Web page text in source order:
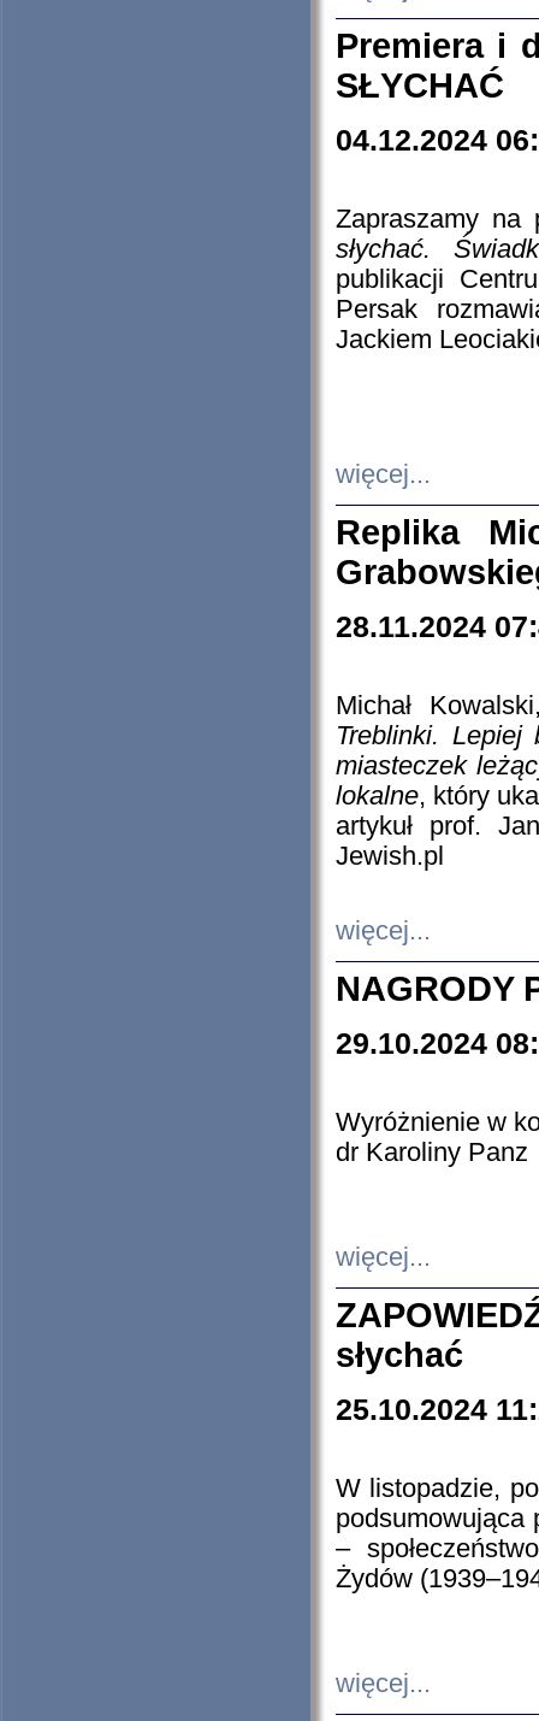
Premiera i
SŁYCHAĆ
04.12.2024
Zapraszamy
słychać.
publikacji
Persak
Jackiem
więcej...
Replika
28.11.2024
Michał
Treblinki. Lepiej
miasteczek
lokalne, który
artykuł prof.
Jewish.pl
więcej...
NAGRODY
29.10.2024
Wyróżnienie w
dr Karoliny Panz
więcej...
słychać
25.10.2024
W listopadzie,
podsumowująca
–
Żydów
więcej...